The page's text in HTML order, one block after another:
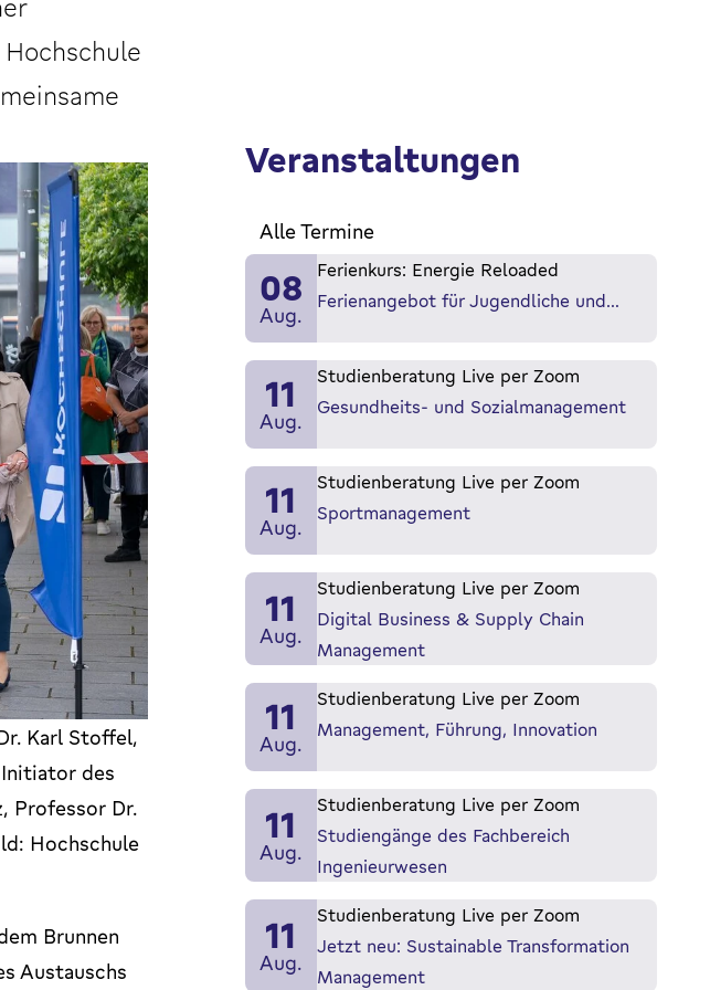
Karl Stoffel,
des
Professor Dr.
Hochschule
Brunnen
Austauschs
Mehr erfahren
Veranstaltungen
Alle Termine
08
Aug.
Ferienkurs: Energie Reloaded
Ferienangebot für Jugendliche und…
11
Aug.
Studienberatung Live per Zoom
Gesundheits- und Sozialmanagement
11
Aug.
Studienberatung Live per Zoom
Sportmanagement
11
Aug.
Studienberatung Live per Zoom
Digital Business & Supply Chain
Management
11
Aug.
Studienberatung Live per Zoom
Management, Führung, Innovation
11
Aug.
Studienberatung Live per Zoom
Studiengänge des Fachbereich
Ingenieurwesen
11
Aug.
Studienberatung Live per Zoom
Jetzt neu: Sustainable Transformation
Management